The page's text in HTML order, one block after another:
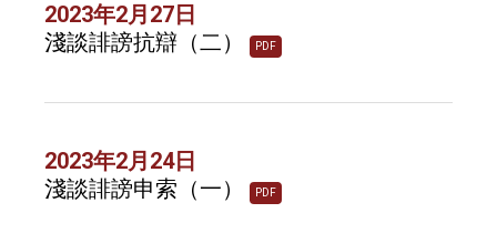
2023年2月27日
淺談誹謗抗辯（二）
PDF
2023年2月24日
淺談誹謗申索（一）
PDF